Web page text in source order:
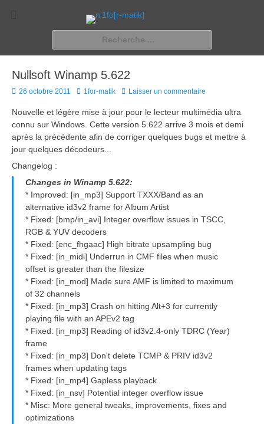
n'1fo[r-matik]
Pour les nymphos d'infos en info…
Nullsoft Winamp 5.622
Posted
26 octobre 2011 Author
1for-matik Laisser un commentaire
Nouvelle et légère mise à jour pour le lecteur multimédia ultra
connu sur Windows. Cette version 5.622 arrive 3 mois et demi
après la précédente afin de corriger quelques bugs et mettre à
jour quelques décodeurs...
Changelog :
Changes in Winamp 5.622:
* Improved: [in_mp3] Support TXXX/Band as an
alternative id3v2 frame for Album Artist
* Fixed: [bmp/in_avi] Integer overflow issues in TSCC,
RGB & YUV decoders
* Fixed: [enc_fhgaac] High bitrate upsampling bug
* Fixed: [in_midi] Underrun in CMF files when music
offset is greater than the filesize
* Fixed: [in_mod] Made sure AMF is limited to maximum
of 32 channels
* Fixed: [in_mp3] Crash on hitting Alt+3 for currently
playing file with an APEv2 tag
* Fixed: [in_mp3] Reading of id3v2.4-only TDRC (Year)
frame
* Fixed: [in_mp3] Don't delete TCMP & PRIV id3v2
frames when updating tags
* Fixed: [in_mp4] Gapless playback
* Fixed: [in_nsv] Potential integer overflow issue
* Misc: More general tweaks, improvements, fixes and
optimizations